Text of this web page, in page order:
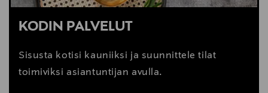
KODIN PALVELUT
Sisusta kotisi kauniiksi ja suunnittele tilat
toimiviksi asiantuntijan avulla.